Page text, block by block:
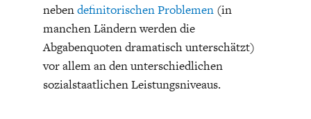
nebendefinitorischen Problemen(in
manchen Ländern werden die
Abgabenquoten dramatisch unterschätzt)
vor allem an den unterschiedlichen
sozialstaatlichen Leistungsniveaus.